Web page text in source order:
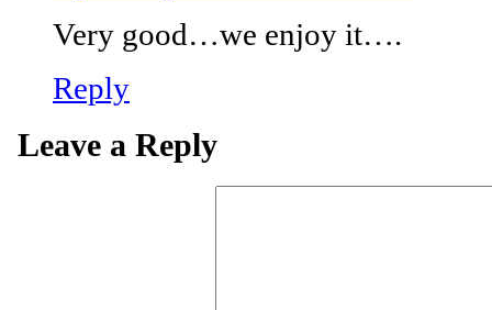
Very good…we enjoy it….
Reply
Leave a Reply